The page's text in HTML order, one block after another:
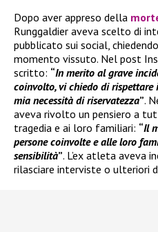
Dopo aver appreso della
Runggaldier aveva scelto di
pubblicato sui social,
momento vissuto. Nel post
scritto: “In merito al grave
coinvolto, vi chiedo di
mia necessità di riservatezza”.
aveva rivolto un pensiero a
tragedia e ai loro familiari: “Il
persone coinvolte e alle loro
sensibilità”. L’ex atleta aveva
rilasciare interviste o ulteriori